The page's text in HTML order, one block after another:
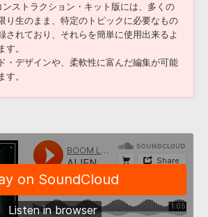
ストラクション・キット版には、多くの
り生のまま、特定のトピックに必要なもの
されており、それらを簡単に使用出来るよ
す。
・デザインや、柔軟性に富んだ編集が可能
。